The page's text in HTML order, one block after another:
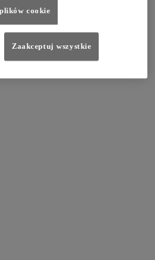
Prywatności na Twoim koncie.
prywatności?
Prywatności na twoim koncie.
cookie
Zaakceptuj wszystkie